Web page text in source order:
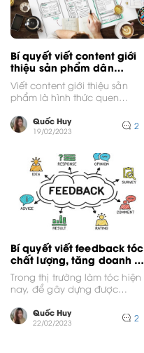
Bí quyết viết content giới
thiệu sản phẩm dân
content nên biết
Viết content giới thiệu sản
phẩm là hình thức quen
phẩm. Hầu...
Quốc Huy
19/02/2023 2
Bí quyết viết feedback tóc
chất lượng, tăng doanh số
salon tóc của bạn
Trong thị trường làm tóc hiện
nay, để gây dựng được
một...Quốc Huy
22/02/2023 2